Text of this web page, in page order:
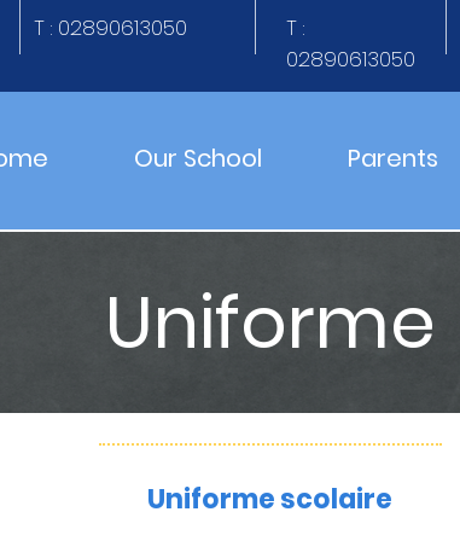
Our School Parents
T : 02890613050
T :
02890613050
Uniforme
Uniforme scolaire